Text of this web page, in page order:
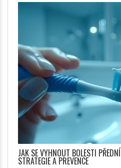
JAK SE VYHNOUT BOLESTI
STRATEGIE A PREVENCE